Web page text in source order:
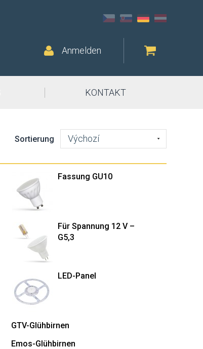
Anmelden
KONTAKT
Sortierung Výchozí
Fassung GU10
Für Spannung 12 V –
G5,3
LED-Panel
GTV-Glühbirnen
Emos-Glühbirnen